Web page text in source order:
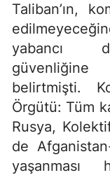
Taliban’ın,
yabancı
belirtmişti.
Örgütü: Tüm
Rusya,
de
yaşanması